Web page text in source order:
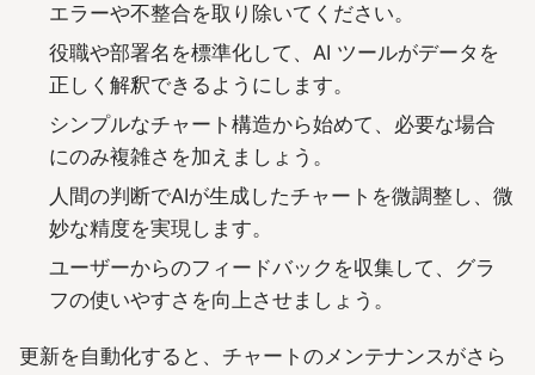
エラーや不整合を取り除いてください。
役職や部署名を標準化して、AI ツールがデータを
正しく解釈できるようにします。
シンプルなチャート構造から始めて、必要な場合
にのみ複雑さを加えましょう。
人間の判断でAIが生成したチャートを微調整し、微
妙な精度を実現します。
ユーザーからのフィードバックを収集して、グラ
フの使いやすさを向上させましょう。
更新を自動化すると、チャートのメンテナンスがさら